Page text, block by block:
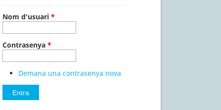
Nom d'usuari *
Contrasenya *
Demana una contrasenya nova